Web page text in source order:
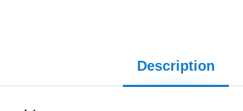
Description